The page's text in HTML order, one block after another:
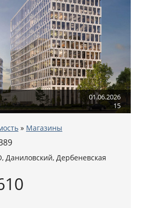
01.06.2026
15
» Магазины
, Даниловский, Дербеневская